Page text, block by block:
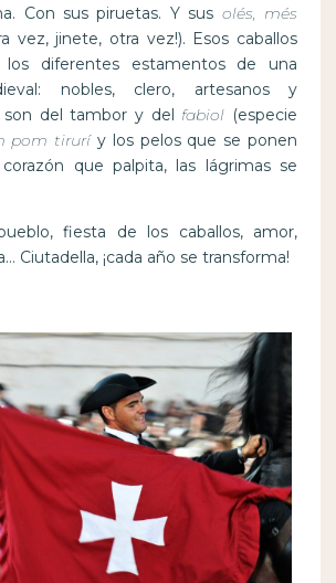
Con sus piruetas. Y sus olés, més
vez, jinete, otra vez!). Esos caballos
los diferentes estamentos de una
nobles, clero, artesanos y
son del tambor y del fabiol (especie
pom tiruríy los pelos que se ponen
que palpita, las lágrimas se
fiesta de los caballos, amor,
Ciutadella, ¡cada año se transforma!